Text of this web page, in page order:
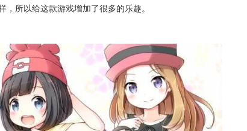
所以给这款游戏增加了很多的乐趣。